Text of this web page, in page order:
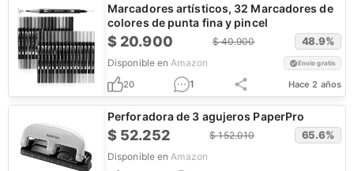
Marcadores artísticos, 32 Marcadores de
colores de punta fina y pincel
$ 20.900 $40.900 48.9%
Disponible en Amazon Envío gratis
20 1 Hace 2 años
Perforadora de 3 agujeros PaperPro
$ 52.252 $152.010 65.6%
Disponible en Amazon